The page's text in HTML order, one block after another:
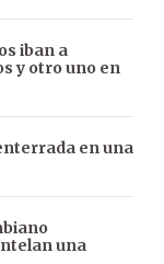
iban a
y otro uno en
en una
una